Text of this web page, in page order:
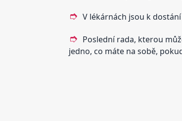
V lékárnách jsou k
Poslední rada, kterou
jedno, co máte na sobě,